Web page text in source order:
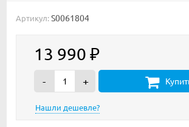
Артикул: S0061804
13 990 ₽
- +